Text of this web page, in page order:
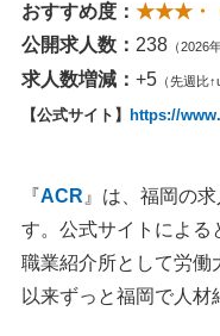
おすすめ度： ★★★・
公開求人数： 238 （2026
求人数増減： +5 （先週比
【公式サイト】 https://
『ACR 』は、福岡の
す。公式サイトによる
職業紹介所として労働
以来ずっと福岡で人材